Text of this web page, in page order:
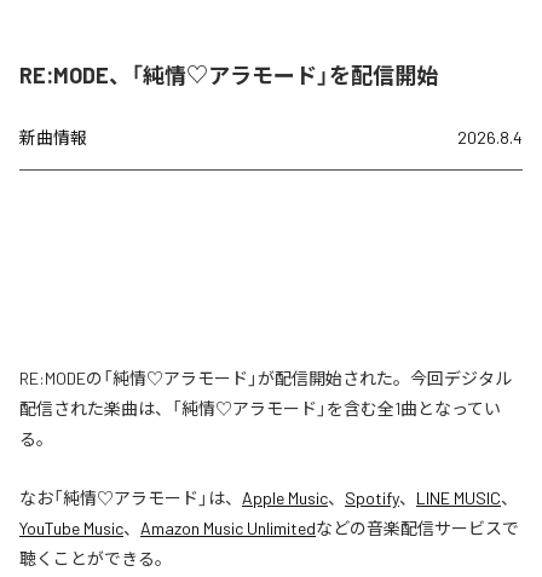
RE:MODE、「純情♡アラモード」を配信開始
新曲情報 2026.8.4
RE:MODEの「純情♡アラモード」が配信開始された。今回デジタル
配信された楽曲は、「純情♡アラモード」を含む全1曲となってい
る。
なお「純情♡アラモード 」は、 Apple Music、 Spotify、 LINE MUSIC、
YouTube Music、 Amazon Music Unlimitedなどの音楽配信サービスで
聴くことができる。